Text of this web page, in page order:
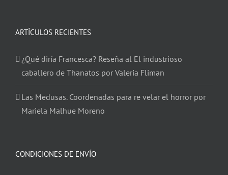
ARTÍCULOS RECIENTES
¿Qué diría Francesca? Reseña al El industrioso
caballero de Thanatos por Valeria Fliman
Las Medusas. Coordenadas para re velar el horror por
Mariela Malhue Moreno
CONDICIONES DE ENVÍO